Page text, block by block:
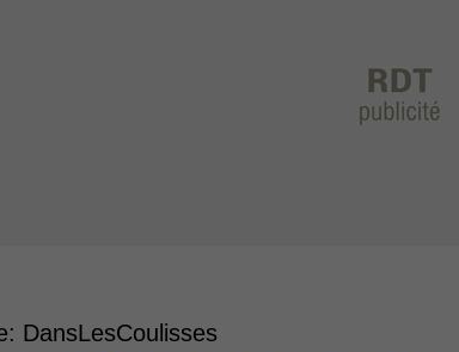
DansLesCoulisses